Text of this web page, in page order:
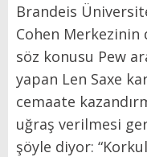
Brandeis
Cohen Merkezinin
söz konusu Pew
yapan Len Saxe
cemaate
uğraş verilmesi
şöyle diyor: